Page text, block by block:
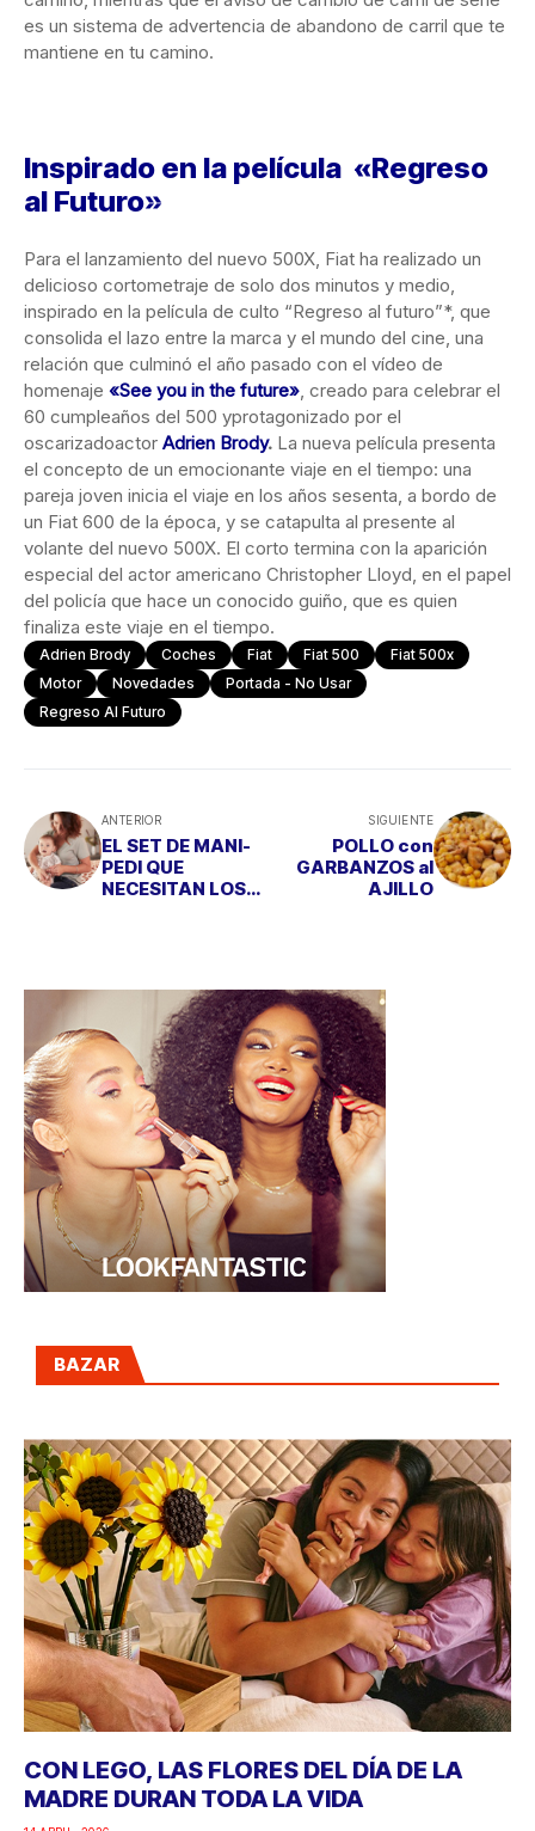
es un sistema de advertencia de abandono de carril que te
mantiene en tu camino.
Inspirado en la película «Regreso
al Futuro»
Para el lanzamiento del nuevo 500X, Fiat ha realizado un
delicioso cortometraje de solo dos minutos y medio,
inspirado en la película de culto “Regreso al futuro”*, que
consolida el lazo entre la marca y el mundo del cine, una
relación que culminó el año pasado con el vídeo de
homenaje «See you in the future», creado para celebrar el
60 cumpleaños del 500 yprotagonizado por el
oscarizadoactor Adrien Brody. La nueva película presenta
el concepto de un emocionante viaje en el tiempo: una
pareja joven inicia el viaje en los años sesenta, a bordo de
un Fiat 600 de la época, y se catapulta al presente al
volante del nuevo 500X. El corto termina con la aparición
especial del actor americano Christopher Lloyd, en el papel
del policía que hace un conocido guiño, que es quien
finaliza este viaje en el tiempo.
Adrien Brody Coches Fiat Fiat 500
Fiat 500x
Motor
Novedades
Portada - No Usar
Regreso Al Futuro
ANTERIOR
EL SET DE MANI-
PEDI QUE
NECESITAN LOS
SIGUIENTE
POLLO con
GARBANZOS al
AJILLO
BAZAR
CON LEGO, LAS FLORES DEL DÍA DE LA
MADRE DURAN TODA LA VIDA